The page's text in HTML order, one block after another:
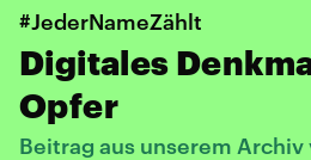
#JederNameZählt
Digitales
Opfer
Beitrag aus unserem Archiv